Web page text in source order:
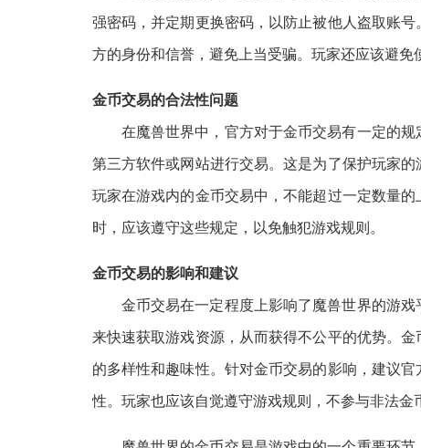
强密码，并定期更换密码，以防止被他人盗取账
方的身份和信誉，避免上当受骗。玩家还应该避免
金币交易的合法性问题
在魔兽世界中，官方对于金币交易有一定的
第三方软件或网站进行交易。这是为了保护玩家
玩家在游戏内的金币交易中，不能超过一定数量
时，应该遵守这些规定，以免触犯游戏规则。
金币交易的影响和建议
金币交易在一定程度上影响了魔兽世界的游
来快速获取游戏资源，从而获得不公平的优势。
的多样性和趣味性。针对金币交易的影响，建议
性。玩家也应该自觉遵守游戏规则，不参与非法金